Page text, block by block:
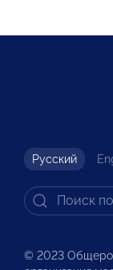
Русский
© 2023